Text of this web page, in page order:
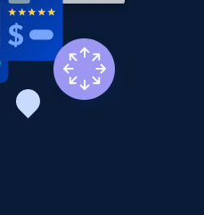
using
id, Title, Rating,
count item, Initial